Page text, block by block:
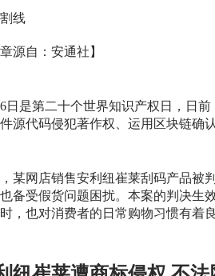
章源自：安通社】
日是第二十个世界知识产权日，日
源代码侵犯著作权、运用区块链确
某网店销售安利纽崔莱刮码产品被
备受假货问题困扰。本案的判决生
，也对消费者的日常购物习惯有着